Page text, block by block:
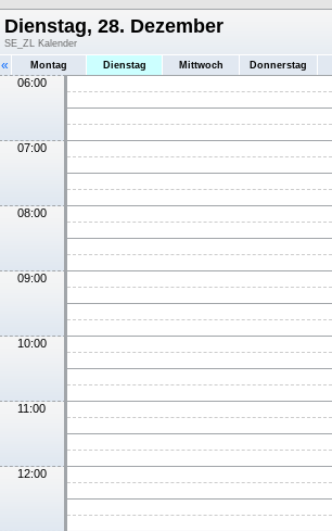
Dienstag, 28. Dezember
SE_ZL Kalender
« Montag Dienstag Mittwoch Donnerstag
06:00
07:00
08:00
09:00
10:00
11:00
12:00